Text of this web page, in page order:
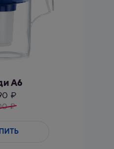
А6
₽
₽